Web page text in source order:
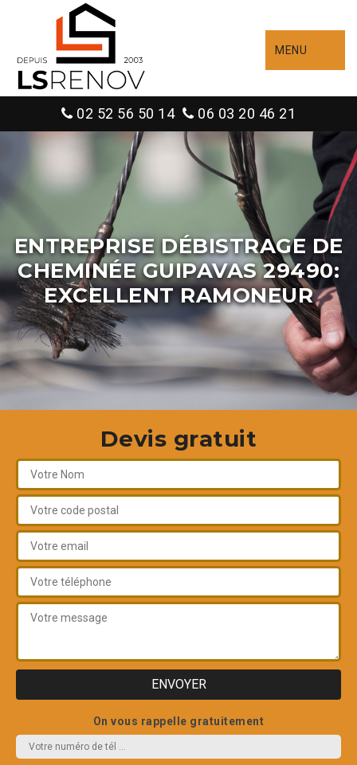
MENU
02 52 56 50 14 06 03 20 46 21
ENTREPRISE DÉBISTRAGE DE
CHEMINÉE GUIPAVAS 29490:
EXCELLENT RAMONEUR
Devis gratuit
On vous rappelle gratuitement